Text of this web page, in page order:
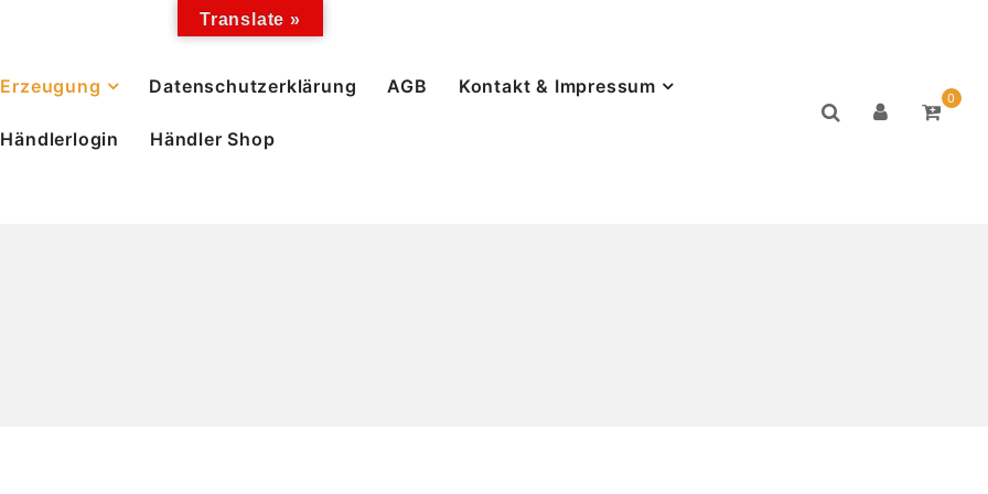
Erzeugung Datenschutzerklärung AGB Kontakt & Impressum
Händlerlogin Händler Shop
0
Translate »